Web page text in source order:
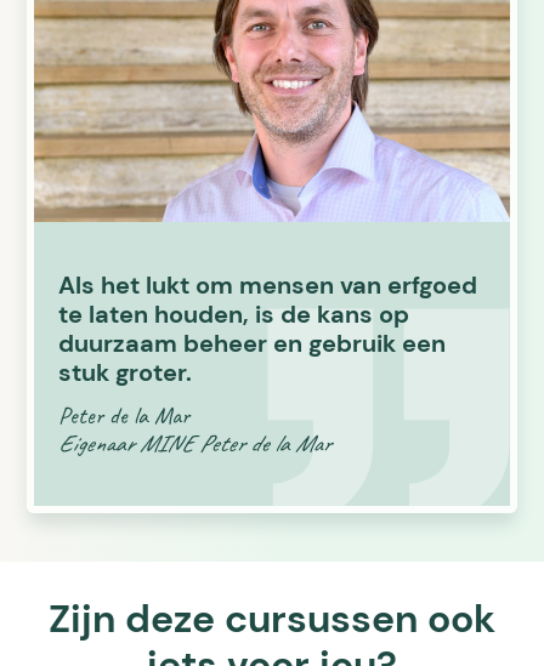
Als het lukt om mensen van erfgoed
te laten houden, is de kans op
duurzaam beheer en gebruik een
stuk groter.
Peter de la Mar
Eigenaar MINE Peter de la Mar
Zijn deze cursussen ook